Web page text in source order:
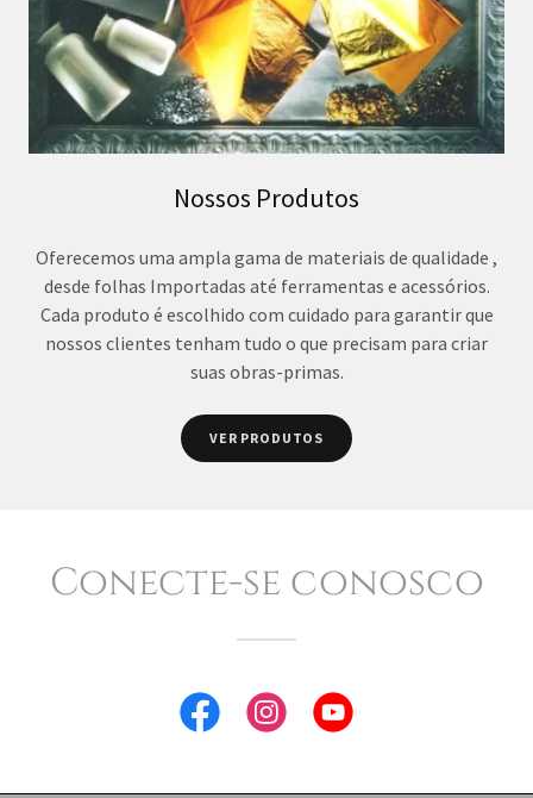
Nossos Produtos
Oferecemos uma ampla gama de materiais de qualidade ,
desde folhas Importadas até ferramentas e acessórios.
Cada produto é escolhido com cuidado para garantir que
nossos clientes tenham tudo o que precisam para criar
suas obras-primas.
VER PRODUTOS
Conecte-se conosco